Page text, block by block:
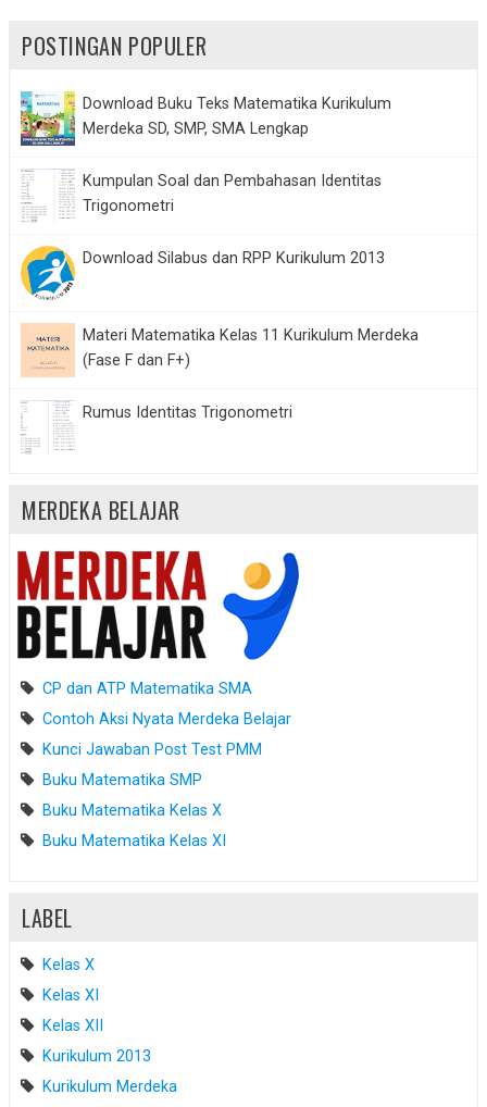
POSTINGAN POPULER
Download Buku Teks Matematika Kurikulum
Merdeka SD, SMP, SMA Lengkap
Kumpulan Soal dan Pembahasan Identitas
Trigonometri
Download Silabus dan RPP Kurikulum 2013
Materi Matematika Kelas 11 Kurikulum Merdeka
(Fase F dan F+)
Rumus Identitas Trigonometri
MERDEKA BELAJAR
CP dan ATP Matematika SMA
Contoh Aksi Nyata Merdeka Belajar
Kunci Jawaban Post Test PMM
Buku Matematika SMP
Buku Matematika Kelas X
Buku Matematika Kelas XI
LABEL
Kelas X
Kelas XI
Kelas XII
Kurikulum 2013
Kurikulum Merdeka